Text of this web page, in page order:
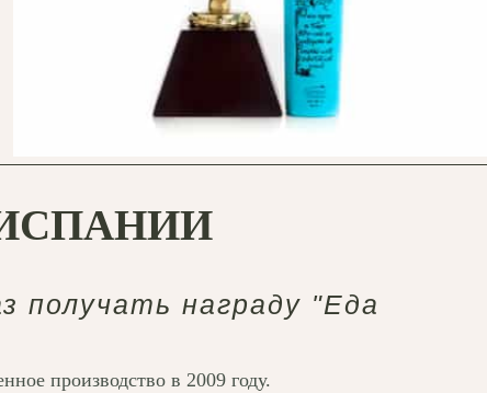
получать награду "Еда
производство в 2009 году.